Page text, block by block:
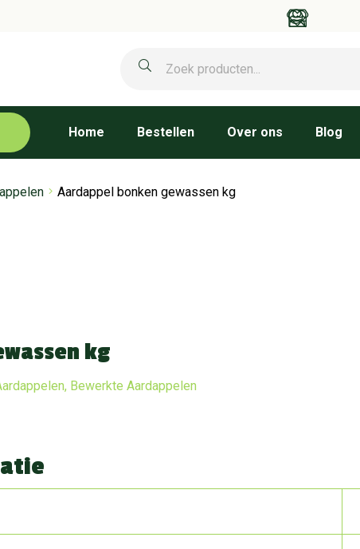
Home Bestellen Over ons Blog
Aardappel bonken gewassen kg
kg
, Bewerkte Aardappelen